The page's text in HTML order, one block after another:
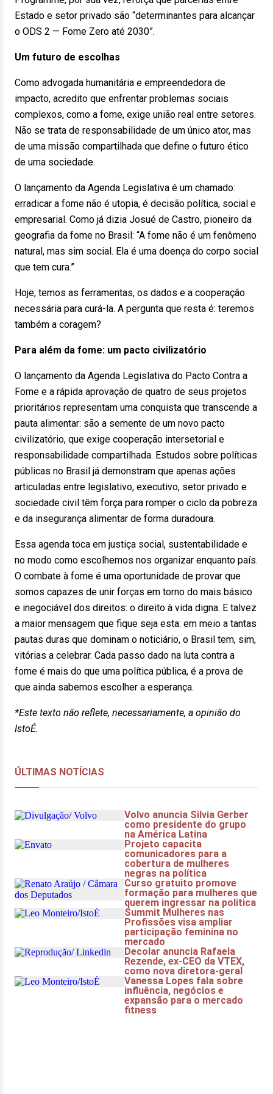
Estado e setor privado são “determinantes para alcançar
o ODS 2 — Fome Zero até 2030”.
Um futuro de escolhas
Como advogada humanitária e empreendedora de
impacto, acredito que enfrentar problemas sociais
complexos, como a fome, exige união real entre setores.
Não se trata de responsabilidade de um único ator, mas
de uma missão compartilhada que define o futuro ético
de uma sociedade.
O lançamento da Agenda Legislativa é um chamado:
erradicar a fome não é utopia, é decisão política, social e
empresarial. Como já dizia Josué de Castro, pioneiro da
geografia da fome no Brasil: “A fome não é um fenômeno
natural, mas sim social. Ela é uma doença do corpo social
que tem cura.”
Hoje, temos as ferramentas, os dados e a cooperação
necessária para curá-la. A pergunta que resta é: teremos
também a coragem?
Para além da fome: um pacto civilizatório
O lançamento da Agenda Legislativa do Pacto Contra a
Fome e a rápida aprovação de quatro de seus projetos
prioritários representam uma conquista que transcende a
pauta alimentar: são a semente de um novo pacto
civilizatório, que exige cooperação intersetorial e
responsabilidade compartilhada. Estudos sobre políticas
públicas no Brasil já demonstram que apenas ações
articuladas entre legislativo, executivo, setor privado e
sociedade civil têm força para romper o ciclo da pobreza
e da insegurança alimentar de forma duradoura.
Essa agenda toca em justiça social, sustentabilidade e
no modo como escolhemos nos organizar enquanto país.
O combate à fome é uma oportunidade de provar que
somos capazes de unir forças em torno do mais básico
e inegociável dos direitos: o direito à vida digna. E talvez
a maior mensagem que fique seja esta: em meio a tantas
pautas duras que dominam o noticiário, o Brasil tem, sim,
vitórias a celebrar. Cada passo dado na luta contra a
fome é mais do que uma política pública, é a prova de
que ainda sabemos escolher a esperança.
*Este texto não reflete, necessariamente, a opinião do
IstoÉ.